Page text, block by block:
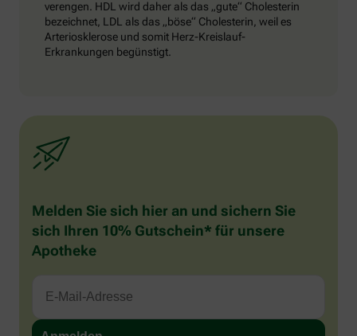
verengen. HDL wird daher als das „gute“ Cholesterin
bezeichnet, LDL als das „böse“ Cholesterin, weil es
Arteriosklerose und somit Herz-Kreislauf-
Erkrankungen begünstigt.
Melden Sie sich hier an und sichern Sie
sich Ihren 10% Gutschein* für unsere
Apotheke